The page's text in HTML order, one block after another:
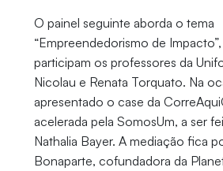
O painel seguinte aborda o tema
“Empreendedorismo de
participam os professores da
Nicolau e Renata Torquato. Na
apresentado o case da
acelerada pela SomosUm, a ser
Nathalia Bayer. A mediação fica
Bonaparte, cofundadora da